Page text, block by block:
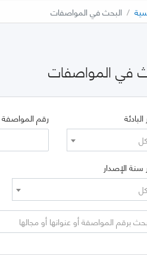
البحث في المواصفات
في المواصفات
رقم المواصفة
سنة الإصدار